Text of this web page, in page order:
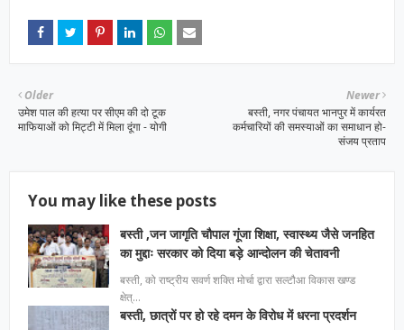
Newer
बस्ती, नगर पंचायत भानपुर में कार्यरत
कर्मचारियों की समस्याओं का समाधान हो-
संजय प्रताप
Older
उमेश पाल की हत्या पर सीएम की दो टूक
माफियाओं को मिट्टी में मिला दूंगा - योगी
You may like these posts
बस्ती ,जन जागृति चौपाल गूंजा शिक्षा, स्वास्थ्य जैसे जनहित
का मुद्दाः सरकार को दिया बड़े आन्दोलन की चेतावनी
बस्ती, को राष्ट्रीय सवर्ण शक्ति मोर्चा द्वारा सल्टौआ विकास खण्ड
क्षेत्…
बस्ती, छात्रों पर हो रहे दमन के विरोध में धरना प्रदर्शन